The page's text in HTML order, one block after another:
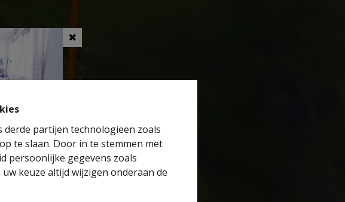
derde partijen technologieën zoals
te slaan. Door in te stemmen met
persoonlijke gegevens zoals
keuze altijd wijzigen onderaan de
huis?